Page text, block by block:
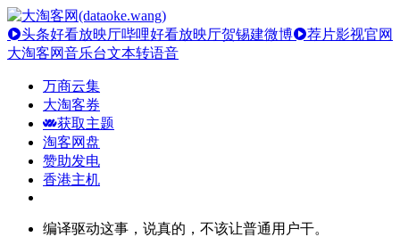
头条好看放映厅哔哩好看放映厅贺锡建微博
荐片影视官网
大淘客网音乐台文本转语音
万商云集
大淘客券
获取主题
淘客网盘
赞助发电
香港主机
编译驱动这事，说真的，不该让普通用户干。